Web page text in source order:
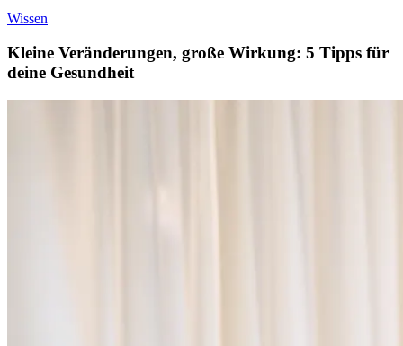
Wissen
Kleine Veränderungen, große Wirkung: 5 Tipps für
deine Gesundheit